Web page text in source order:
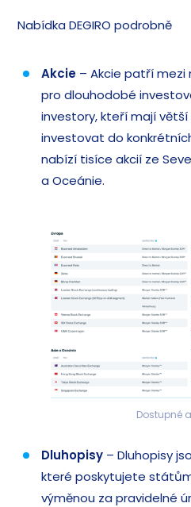
Nabídka DEGIRO podrobně
Akcie – Akcie patří mezi
pro dlouhodobé
investory, kteří mají
investovat do
nabízí tisíce akcií ze
a Oceánie.
Dostupné
Dluhopisy – Dluhopisy
které poskytujete
výměnou za pravidelné